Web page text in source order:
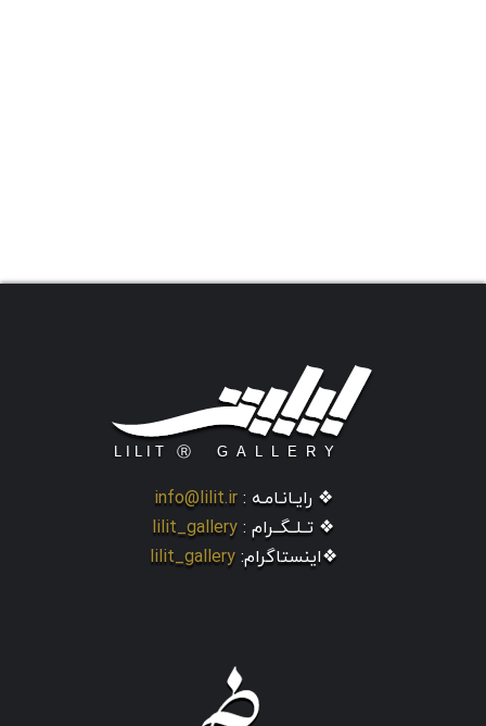
❖ رایـانـامـه : info@lilit.ir
❖ تــلــگــرام : lilit_gallery
❖اینستاگرام: lilit_gallery